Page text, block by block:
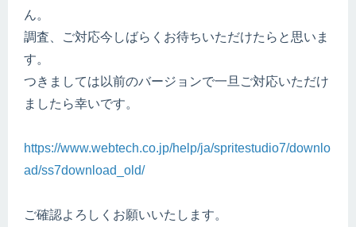
ん。
調査、ご対応今しばらくお待ちいただけたらと思いま
す。
つきましては以前のバージョンで一旦ご対応いただけ
ましたら幸いです。
https://www.webtech.co.jp/help/ja/spritestudio7/downlo
ad/ss7download_old/
ご確認よろしくお願いいたします。